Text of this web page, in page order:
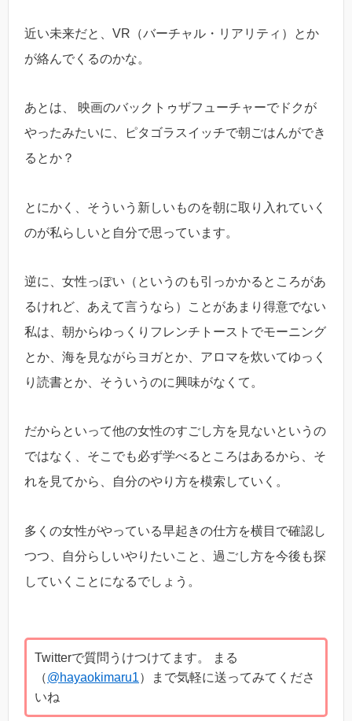
近い未来だと、VR（バーチャル・リアリティ）とか
が絡んでくるのかな。
あとは、 映画のバックトゥザフューチャーでドクが
やったみたいに、ピタゴラスイッチで朝ごはんができ
るとか？
とにかく、そういう新しいものを朝に取り入れていく
のが私らしいと自分で思っています。
逆に、女性っぽい（というのも引っかかるところがあ
るけれど、あえて言うなら）ことがあまり得意でない
私は、朝からゆっくりフレンチトーストでモーニング
とか、海を見ながらヨガとか、アロマを炊いてゆっく
り読書とか、そういうのに興味がなくて。
だからといって他の女性のすごし方を見ないというの
ではなく、そこでも必ず学べるところはあるから、そ
れを見てから、自分のやり方を模索していく。
多くの女性がやっている早起きの仕方を横目で確認し
つつ、自分らしいやりたいこと、過ごし方を今後も探
していくことになるでしょう。
Twitterで質問うけつけてます。 まる
（@hayaokimaru1）まで気軽に送ってみてくださ
いね